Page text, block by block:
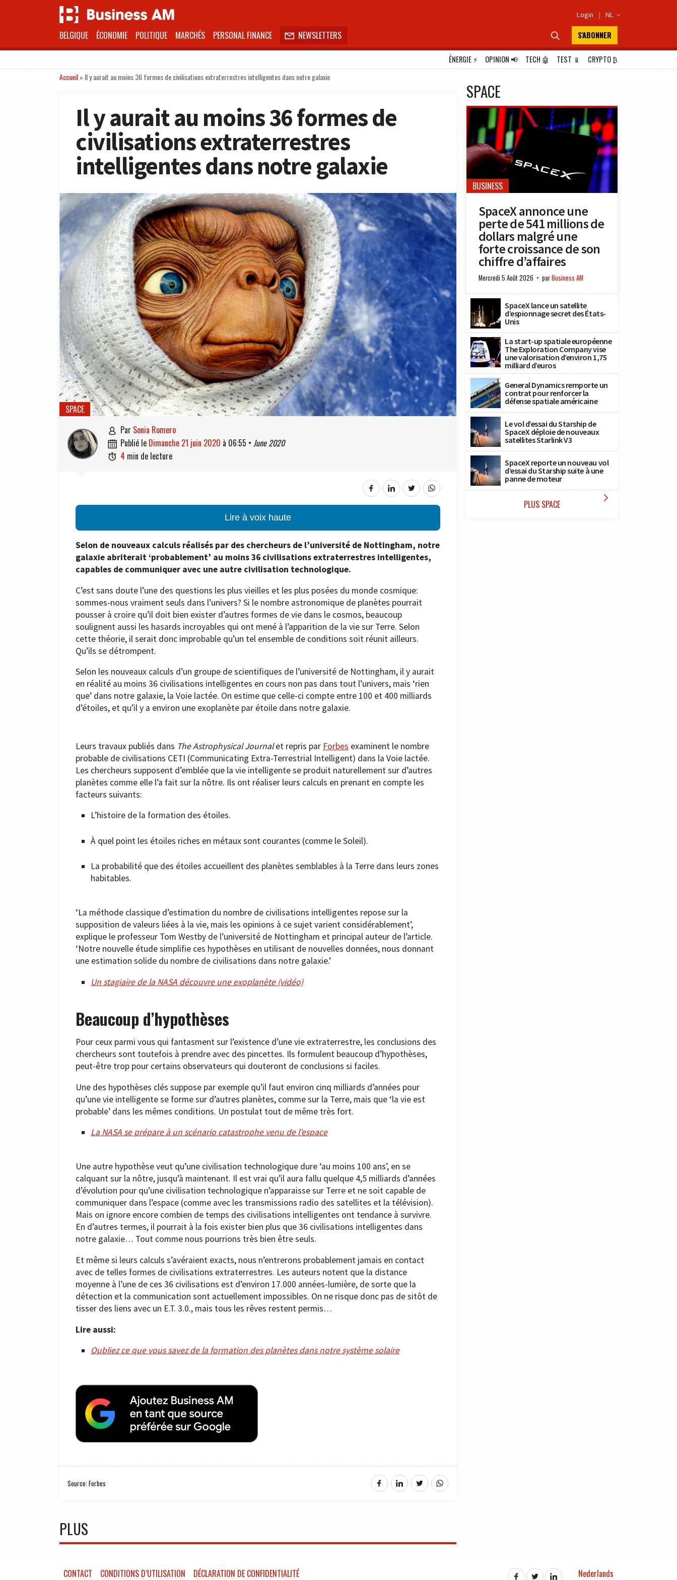
Login | NL 
BELGIQUE ÉCONOMIE POLITIQUE MARCHÉS PERSONAL FINANCE  NEWSLETTERS  S'ABONNER
ÉNERGIE⚡ OPINION📢 TECH 🤖 TEST 📱 CRYPTO₿
Accueil» Il y aurait au moins 36 formes de civilisations extraterrestres intelligentes dans notre galaxie
Il y aurait au moins 36 formes de
civilisations extraterrestres
intelligentes dans notre galaxie
SPACE
 par Sonia Romero
 publié le dimanche 21 juin 2020 à 06:55 • June 2020
 4 min de lecture
Lire à voix haute
Selon de nouveaux calculs réalisés par des chercheurs de l’université de Nottingham, notre
galaxie abriterait ‘probablement’ au moins 36 civilisations extraterrestres intelligentes,
capables de communiquer avec une autre civilisation technologique.
C’est sans doute l’une des questions les plus vieilles et les plus posées du monde cosmique:
sommes-nous vraiment seuls dans l’univers? Si le nombre astronomique de planètes pourrait
pousser à croire qu’il doit bien exister d’autres formes de vie dans le cosmos, beaucoup
soulignent aussi les hasards incroyables qui ont mené à l’apparition de la vie sur Terre. Selon
cette théorie, il serait donc improbable qu’un tel ensemble de conditions soit réunit ailleurs.
Qu’ils se détrompent.
Selon les nouveaux calculs d’un groupe de scientifiques de l’université de Nottingham, il y aurait
en réalité au moins 36 civilisations intelligentes en cours non pas dans tout l’univers, mais ‘rien
que’ dans notre galaxie, la Voie lactée. On estime que celle-ci compte entre 100 et 400 milliards
d’étoiles, et qu’il y a environ une exoplanète par étoile dans notre galaxie.
Leurs travaux publiés dans The Astrophysical Journalet repris par Forbes examinent le nombre
probable de civilisations CETI (Communicating Extra-Terrestrial Intelligent) dans la Voie lactée.
Les chercheurs supposent d’emblée que la vie intelligente se produit naturellement sur d’autres
planètes comme elle l’a fait sur la nôtre. Ils ont réaliser leurs calculs en prenant en compte les
facteurs suivants:
L’histoire de la formation des étoiles.
À quel point les étoiles riches en métaux sont courantes (comme le Soleil).
La probabilité que des étoiles accueillent des planètes semblables à la Terre dans leurs zones
habitables.
‘La méthode classique d’estimation du nombre de civilisations intelligentes repose sur la
supposition de valeurs liées à la vie, mais les opinions à ce sujet varient considérablement’,
explique le professeur Tom Westby de l’université de Nottingham et principal auteur de l’article.
‘Notre nouvelle étude simplifie ces hypothèses en utilisant de nouvelles données, nous donnant
une estimation solide du nombre de civilisations dans notre galaxie.’
Un stagiaire de la NASA découvre une exoplanète (vidéo)
Beaucoup d’hypothèses
Pour ceux parmi vous qui fantasment sur l’existence d’une vie extraterrestre, les conclusions des
chercheurs sont toutefois à prendre avec des pincettes. Ils formulent beaucoup d’hypothèses,
peut-être trop pour certains observateurs qui douteront de conclusions si faciles.
Une des hypothèses clés suppose par exemple qu’il faut environ cinq milliards d’années pour
qu’une vie intelligente se forme sur d’autres planètes, comme sur la Terre, mais que ‘la vie est
probable’ dans les mêmes conditions. Un postulat tout de même très fort.
La NASA se prépare à un scénario catastrophe venu de l’espace
Une autre hypothèse veut qu’une civilisation technologique dure ‘au moins 100 ans’, en se
calquant sur la nôtre, jusqu’à maintenant. Il est vrai qu’il aura fallu quelque 4,5 milliards d’années
d’évolution pour qu’une civilisation technologique n’apparaisse sur Terre et ne soit capable de
communiquer dans l’espace (comme avec les transmissions radio des satellites et la télévision).
Mais on ignore encore combien de temps des civilisations intelligentes ont tendance à survivre.
En d’autres termes, il pourrait à la fois exister bien plus que 36 civilisations intelligentes dans
notre galaxie… Tout comme nous pourrions très bien être seuls.
Et même si leurs calculs s’avéraient exacts, nous n’entrerons probablement jamais en contact
avec de telles formes de civilisations extraterrestres. Les auteurs notent que la distance
moyenne à l’une de ces 36 civilisations est d’environ 17.000 années-lumière, de sorte que la
détection et la communication sont actuellement impossibles. On ne risque donc pas de sitôt de
tisser des liens avec un E.T. 3.0., mais tous les rêves restent permis…
Lire aussi:
Oubliez ce que vous savez de la formation des planètes dans notre système solaire
Source: Forbes
PLUS
SPACE
BUSINESS
SpaceX annonce une
perte de 541 millions de
dollars malgré une
forte croissance de son
chiffre d’affaires
Mercredi 5 Août 2026 parBusiness AM
SpaceX lance un satellite
d’espionnage secret des États-
Unis
La start-up spatiale européenne
The Exploration Company vise
une valorisation d’environ 1,75
milliard d’euros
General Dynamics remporte un
contrat pour renforcer la
défense spatiale américaine
Le vol d’essai du Starship de
SpaceX déploie de nouveaux
satellites Starlink V3
SpaceX reporte un nouveau vol
d’essai du Starship suite à une
panne de moteur
PLUS SPACE 
CONTACT CONDITIONS D’UTILISATION DÉCLARATION DE CONFIDENTIALITÉ Nederlands